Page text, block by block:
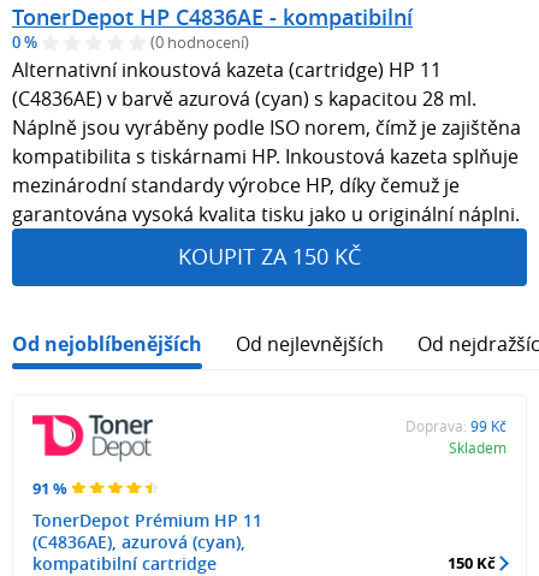
TonerDepot HP C4836AE - kompatibilní
0 % (0 hodnocení)
Alternativní inkoustová kazeta (cartridge) HP 11
(C4836AE) v barvě azurová (cyan) s kapacitou 28 ml.
Náplně jsou vyráběny podle ISO norem, čímž je zajištěna
kompatibilita s tiskárnami HP. Inkoustová kazeta splňuje
mezinárodní standardy výrobce HP, díky čemuž je
garantována vysoká kvalita tisku jako u originální náplni.
KOUPIT ZA 150 KČ
Od nejoblíbenějších Od nejlevnějších Od
91 %
TonerDepot Prémium HP 11
(C4836AE), azurová (cyan),
kompatibilní cartridge
Doprava: 99 Kč
Skladem
150 Kč